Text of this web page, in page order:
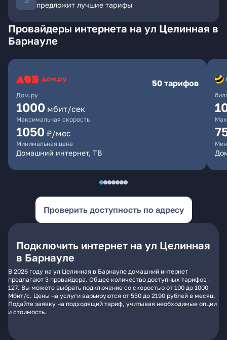
предложит лучшие тарифы
Провайдеры интернета на ул Целинная в
Барнауле
Дом.ру
50 тарифов
1000 мбит/сек
Максимальная скорость
1050 ₽/мес
Минимальная цена
Домашний интернет, ТВ
Проверить доступность по адресу
Подключить интернет на ул Целинная
в Барнауле
В 2026 году на ул Целинная в Барнауле домашний интернет
предлагают 3 провайдера. Общее количество доступных тарифов -
127. Вы можете выбрать подключение со скоростью от 100 до 1000
Мбит/с. Цены на услуги варьируются от 550 до 2190 рублей в месяц.
Подайте заявку на подходящий тариф, учитывая необходимые опции
и стоимость.